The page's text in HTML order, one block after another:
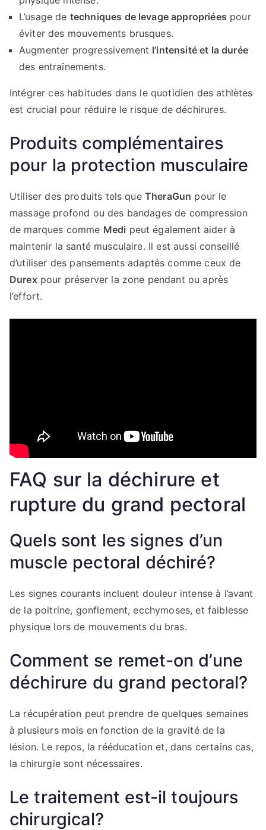
L’usage de techniques de levage appropriées pour
éviter des mouvements brusques.
Augmenter progressivement l’intensité et la durée
des entraînements.
Intégrer ces habitudes dans le quotidien des athlètes
est crucial pour réduire le risque de déchirures.
Produits complémentaires
pour la protection musculaire
Utiliser des produits tels que TheraGun pour le
massage profond ou des bandages de compression
de marques comme Medi peut également aider à
maintenir la santé musculaire. Il est aussi conseillé
d’utiliser des pansements adaptés comme ceux de
Durexpour préserver la zone pendant ou après
l’effort.
FAQ sur la déchirure et
rupture du grand pectoral
Quels sont les signes d’un
muscle pectoral déchiré?
Les signes courants incluent douleur intense à l’avant
de la poitrine, gonflement, ecchymoses, et faiblesse
physique lors de mouvements du bras.
Comment se remet-on d’une
déchirure du grand pectoral?
La récupération peut prendre de quelques semaines
à plusieurs mois en fonction de la gravité de la
lésion. Le repos, la rééducation et, dans certains cas,
la chirurgie sont nécessaires.
Le traitement est-il toujours
chirurgical?